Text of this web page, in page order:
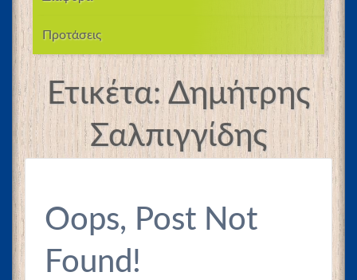
Προτάσεις
Ετικέτα:Δημήτρης
Σαλπιγγίδης
Oops, Post Not
Found!